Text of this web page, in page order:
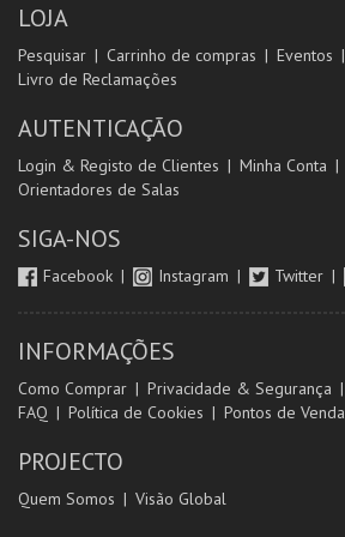
COMPRAR
LOJA
Pesquisar Carrinho de compras Eventos
Livro de Reclamações
AUTENTICAÇÃO
Login & Registo de Clientes Minha Conta
Orientadores de Salas
SIGA-NOS
Facebook Instagram Twitter
INFORMAÇÕES
Como Comprar Privacidade & Segurança
FAQ
Política de Cookies Pontos de Venda
PROJECTO
Quem Somos Visão Global